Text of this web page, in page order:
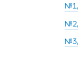
№1,
№2,
№3,